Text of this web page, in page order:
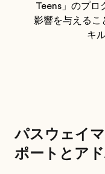
Teens」のプロ
影響を与えるこ
キ
パスウェイ
ポートとア